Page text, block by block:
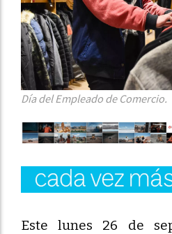
Día del Empleado de Comercio.
Este lunes 26 de